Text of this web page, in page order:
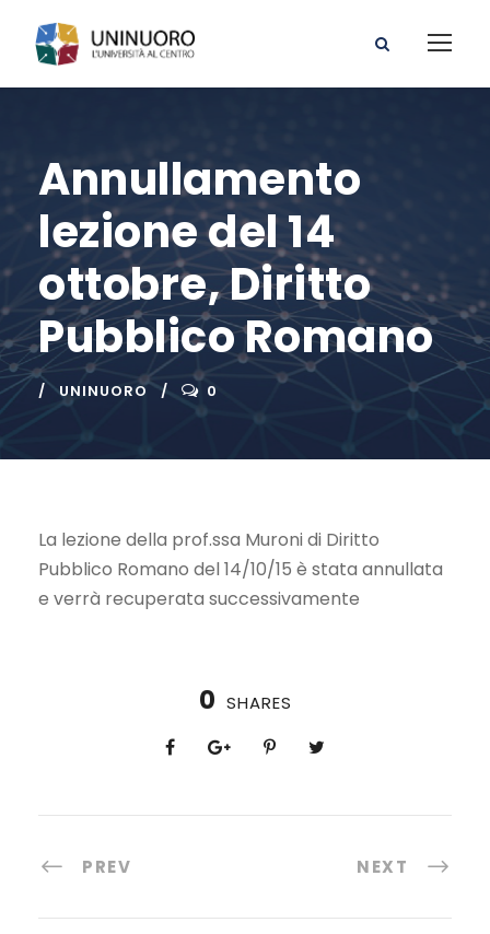
Annullamento
lezione del 14
ottobre, Diritto
Pubblico Romano
UNINUORO 0
La lezione della prof.ssa Muroni di Diritto
Pubblico Romano del 14/10/15 è stata annullata
e verrà recuperata successivamente
0 SHARES
PREV NEXT